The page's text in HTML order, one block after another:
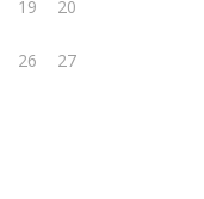
19 20
26 27